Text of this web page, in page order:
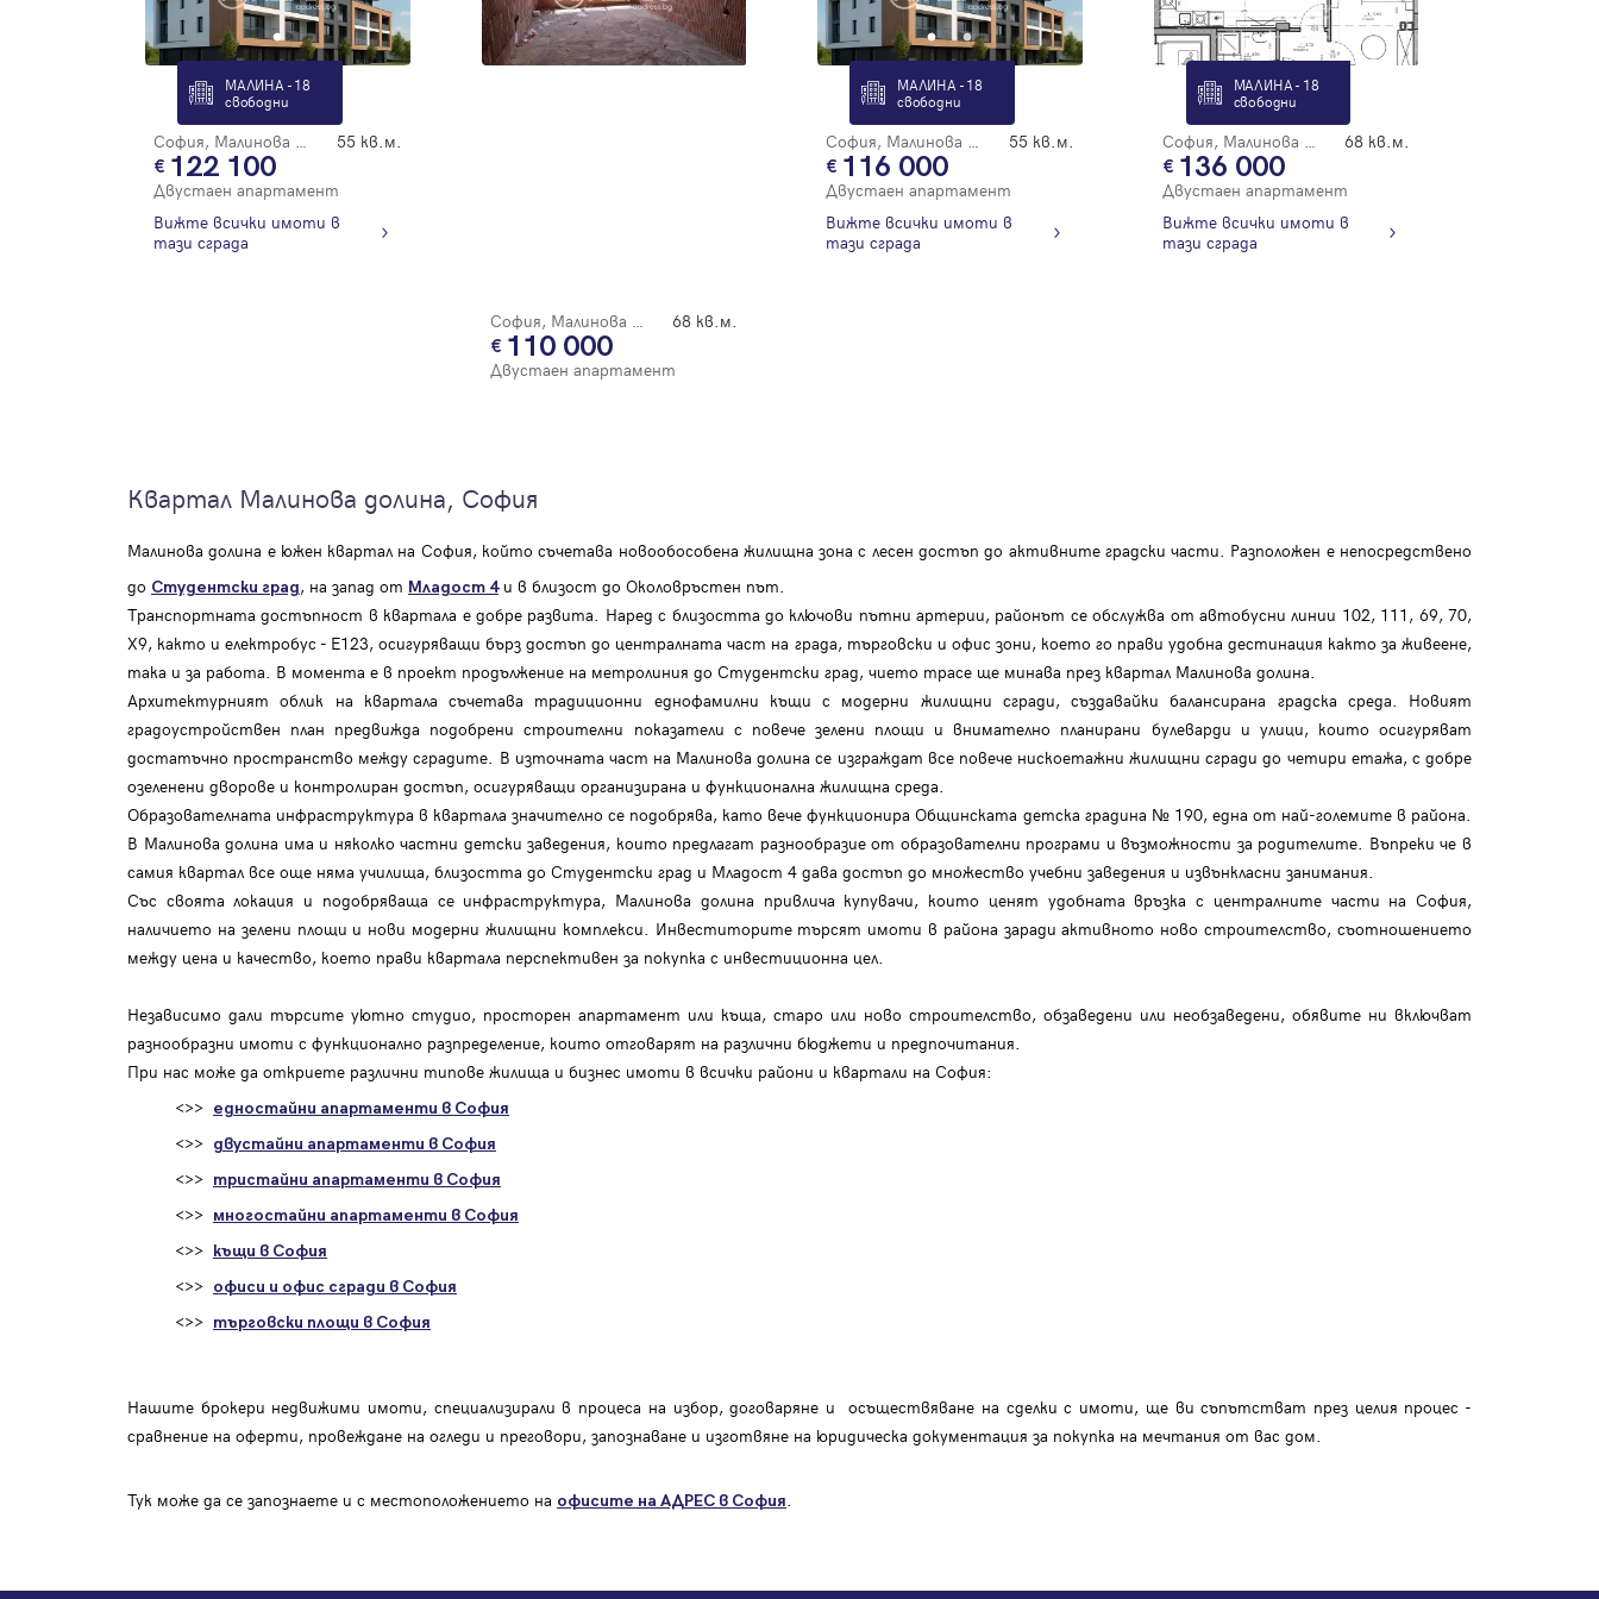
МАЛИНА - 18
свободни
София, Малинова Долина 55 кв.м.
122 100
Двустаен апартамент
Вижте всички имоти в
тази сграда
София, Малинова Долина 68 кв.м.
110 000
Двустаен апартамент
МАЛИНА - 18
свободни
София, Малинова Долина 55 кв.м.
116 000
Двустаен апартамент
Вижте всички имоти в
тази сграда
МАЛИНА - 18
свободни
София, Малинова Долина 68 кв.м.
136 000
Двустаен апартамент
Вижте всички имоти в
тази сграда
Квартал Малинова долина, София
Малинова долина е южен квартал на София, който съчетава новообособена жилищна зона с лесен достъп до активните градски части. Разположен е непосредствено
до Студентски град, на запад от Младост 4и в близост до Околовръстен път.
Транспортната достъпност в квартала е добре развита. Наред с близостта до ключови пътни артерии, районът се обслужва от автобусни линии 102, 111, 69, 70,
Х9, както и електробус - E123, осигуряващи бърз достъп до централната част на града, търговски и офис зони, което го прави удобна дестинация както за живеене,
така и за работа. В момента е в проект продължение на метролиния до Студентски град, чието трасе ще минава през квартал Малинова долина.
Архитектурният облик на квартала съчетава традиционни еднофамилни къщи с модерни жилищни сгради, създавайки балансирана градска среда. Новият
градоустройствен план предвижда подобрени строителни показатели с повече зелени площи и внимателно планирани булеварди и улици, които осигуряват
достатъчно пространство между сградите. В източната част на Малинова долина се изграждат все повече нискоетажни жилищни сгради до четири етажа, с добре
озеленени дворове и контролиран достъп, осигуряващи организирана и функционална жилищна среда.
Образователната инфраструктура в квартала значително се подобрява, като вече функционира Общинската детска градина № 190, една от най-големите в района.
В Малинова долина има и няколко частни детски заведения, които предлагат разнообразие от образователни програми и възможности за родителите. Въпреки че в
самия квартал все още няма училища, близостта до Студентски град и Младост 4 дава достъп до множество учебни заведения и извънкласни занимания.
Със своята локация и подобряваща се инфраструктура, Малинова долина привлича купувачи, които ценят удобната връзка с централните части на София,
наличието на зелени площи и нови модерни жилищни комплекси. Инвеститорите търсят имоти в района заради активното ново строителство, съотношението
между цена и качество, което прави квартала перспективен за покупка с инвестиционна цел.
Независимо дали търсите уютно студио, просторен апартамент или къща, старо или ново строителство, обзаведени или необзаведени, обявите ни включват
разнообразни имоти с функционално разпределение, които отговарят на различни бюджети и предпочитания.
При нас може да откриете различни типове жилища и бизнес имоти в всички райони и квартали на София:
<>> едностайни апартаменти в София
<>> двустайни апартаменти в София
<>> тристайни апартаменти в София
<>> многостайни апартаменти в София
<>> къщи в София
<>> офиси и офис сгради в София
<>> търговски площи в София
Нашите брокери недвижими имоти, специализирали в процеса на избор, договаряне и осъществяване на сделки с имоти, ще ви съпътстват през целия процес -
сравнение на оферти, провеждане на огледи и преговори, запознаване и изготвяне на юридическа документация за покупка на мечтания от вас дом.
Тук може да се запознаете и с местоположението на офисите на АДРЕС в София.
регистрацията.
Благодарим ви! Очаквайте скоро да се свържем с вас!
Имейл Парола
Вход с имейл
Регистрация